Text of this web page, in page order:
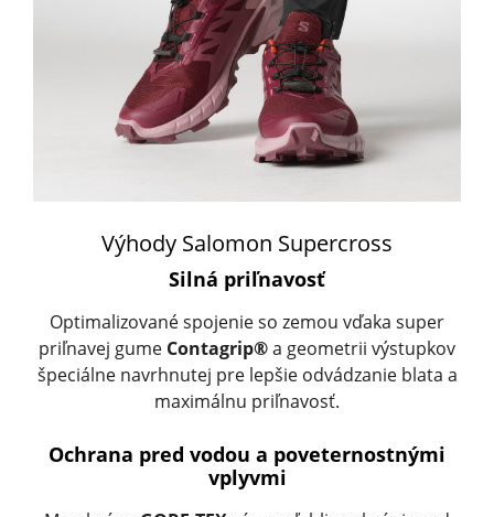
Výhody Salomon Supercross
Silná priľnavosť
Optimalizované spojenie so zemou vďaka super
priľnavej gume Contagrip®a geometrii výstupkov
špeciálne navrhnutej pre lepšie odvádzanie blata a
maximálnu priľnavosť.
Ochrana pred vodou a poveternostnými
vplyvmi